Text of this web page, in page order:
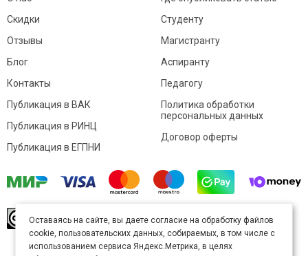
Скидки
Отзывы
Блог
Контакты
Студенту
Магистранту
Аспиранту
Педагогу
Публикация в ВАК
Публикация в РИНЦ
Публикация в ЕГПНИ
Политика обработки
персональных данных
Договор оферты
произведение доступно полицензии Creative
Commons «Attribution» («Атрибуция») 4.0
Непортированная.
Оставаясь на сайте, вы даете согласие на обработку файлов
cookie, пользовательских данных, собираемых, в том числе с
использованием сервиса Яндекс.Метрика, в целях